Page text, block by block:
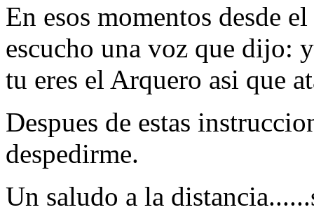
En esos momentos desde
escucho una voz que dijo:
tu eres el Arquero asi que
Despues de estas
despedirme.
Un saludo a la